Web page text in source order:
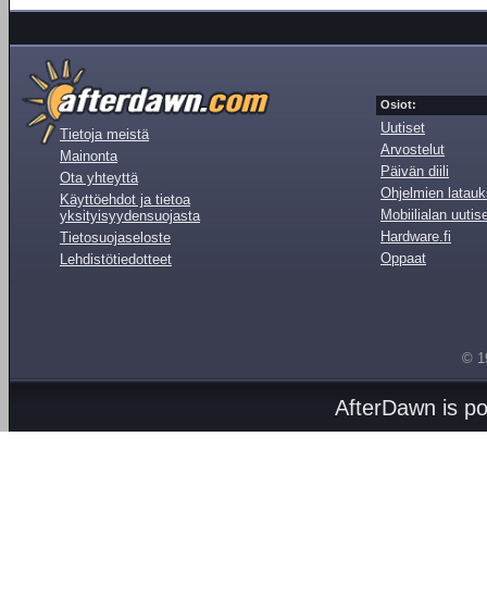
Tietoja meistä
Mainonta
Ota yhteyttä
Käyttöehdot ja tietoa
yksityisyydensuojasta
Tietosuojaseloste
Lehdistötiedotteet
Osiot:
Uutiset
Arvostelut
Päivän diili
Ohjelmien
Mobiilialan
Hardware.fi
Oppaat
©
AfterDawn is